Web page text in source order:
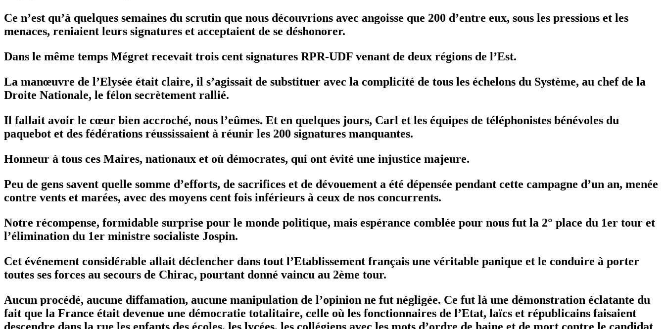
Ce n’est qu’à quelques semaines du scrutin que nous découvrions avec angoisse que 200 d’entre eux, sous les pressions et les
menaces, reniaient leurs signatures et acceptaient de se déshonorer.
Dans le même temps Mégret recevait trois cent signatures RPR-UDF venant de deux régions de l’Est.
La manœuvre de l’Elysée était claire, il s’agissait de substituer avec la complicité de tous les échelons du Système, au chef de la
Droite Nationale, le félon secrètement rallié.
Il fallait avoir le cœur bien accroché, nous l’eûmes. Et en quelques jours, Carl et les équipes de téléphonistes bénévoles du
paquebot et des fédérations réussissaient à réunir les 200 signatures manquantes.
Honneur à tous ces Maires, nationaux et où démocrates, qui ont évité une injustice majeure.
Peu de gens savent quelle somme d’efforts, de sacrifices et de dévouement a été dépensée pendant cette campagne d’un an, menée
contre vents et marées, avec des moyens cent fois inférieurs à ceux de nos concurrents.
Notre récompense, formidable surprise pour le monde politique, mais espérance comblée pour nous fut la 2° place du 1er tour et
l’élimination du 1er ministre socialiste Jospin.
Cet événement considérable allait déclencher dans tout l’Etablissement français une véritable panique et le conduire à porter
toutes ses forces au secours de Chirac, pourtant donné vaincu au 2ème tour.
Aucun procédé, aucune diffamation, aucune manipulation de l’opinion ne fut négligée. Ce fut là une démonstration éclatante du
fait que la France était devenue une démocratie totalitaire, celle où les fonctionnaires de l’Etat, laïcs et républicains faisaient